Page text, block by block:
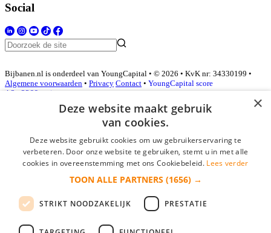
Social
Bijbanen.nl is onderdeel van YoungCapital • © 2026 • KvK nr: 34330199 •
Algemene voorwaarden • Privacy Contact • YoungCapital score
4.3 - 3366 reviews
Inloggen als bedrijf
*
login gegevens onthouden
login
×
Deze website maakt gebruik
van cookies.
Deze website gebruikt cookies om uw gebruikerservaring te
verbeteren. Door onze website te gebruiken, stemt u in met alle
cookies in overeenstemming met ons Cookiebeleid. Lees verder
TOON ALLE PARTNERS (1656) →
STRIKT NOODZAKELIJK PRESTATIE